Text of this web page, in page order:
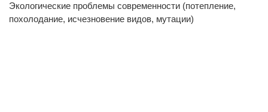
Экологические проблемы современности (потепление,
похолодание, исчезновение видов, мутации)